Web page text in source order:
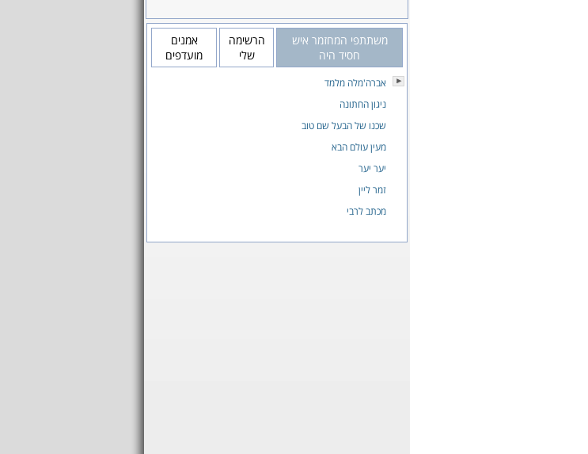
משתתפי המחזמר איש
חסיד היה
הרשימה
שלי
אמנים
מועדפים
אברה'מלה מלמד
ניגון החתונה
שכנו של הבעל שם טוב
מעין עולם הבא
יער יער
זמר ליין
מכתב לרבי